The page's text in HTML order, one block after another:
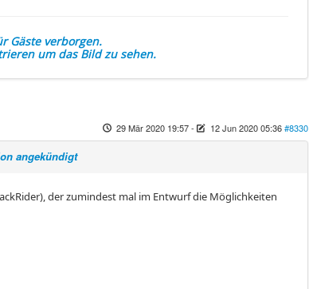
Gäste verborgen.
um das Bild zu sehen.
29 Mär 2020 19:57- 12 Jun 2020 05:36 #8330
angekündigt
der zumindest mal im Entwurf die Möglichkeiten